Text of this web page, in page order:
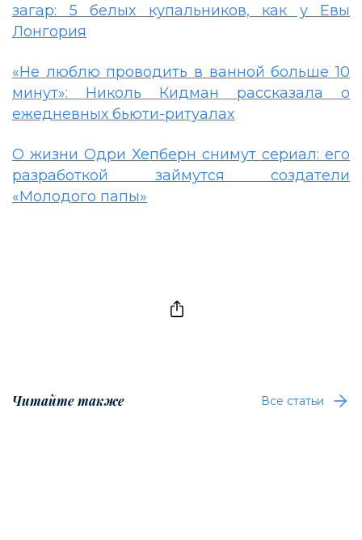
загар: 5 белых купальников, как у Евы
Лонгория
«Не люблю проводить в ванной больше 10
минут»: Николь Кидман рассказала о
ежедневных бьюти-ритуалах
О жизни Одри Хепберн снимут сериал: его
разработкой займутся создатели
«Молодого папы»
Читайте также Все статьи